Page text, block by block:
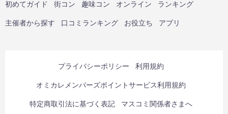
初めてガイド 街コン 趣味コン オンライン ランキング
主催者から探す 口コミランキング お役立ち アプリ
プライバシーポリシー 利用規約
オミカレメンバーズポイントサービス利用規約
特定商取引法に基づく表記 マスコミ関係者さまへ